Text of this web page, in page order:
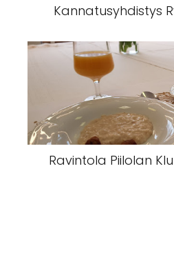
Kannatusyhdistys
Ravintola Piilolan